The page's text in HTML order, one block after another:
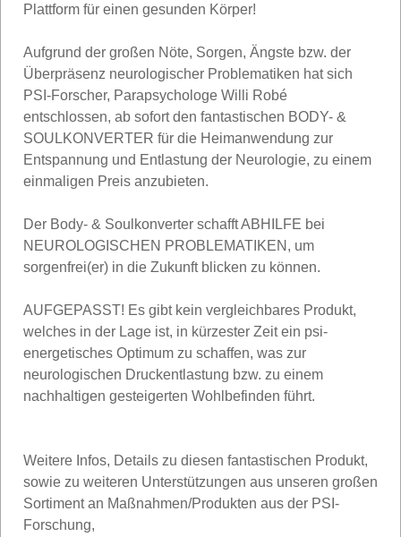
Plattform für einen gesunden Körper!
Aufgrund der großen Nöte, Sorgen, Ängste bzw. der
Überpräsenz neurologischer Problematiken hat sich
PSI-Forscher, Parapsychologe Willi Robé
entschlossen, ab sofort den fantastischen BODY- &
SOULKONVERTER für die Heimanwendung zur
Entspannung und Entlastung der Neurologie, zu einem
einmaligen Preis anzubieten.
Der Body- & Soulkonverter schafft ABHILFE bei
NEUROLOGISCHEN PROBLEMATIKEN, um
sorgenfrei(er) in die Zukunft blicken zu können.
AUFGEPASST! Es gibt kein vergleichbares Produkt,
welches in der Lage ist, in kürzester Zeit ein psi-
energetisches Optimum zu schaffen, was zur
neurologischen Druckentlastung bzw. zu einem
nachhaltigen gesteigerten Wohlbefinden führt.
Weitere Infos, Details zu diesen fantastischen Produkt,
sowie zu weiteren Unterstützungen aus unseren großen
Sortiment an Maßnahmen/Produkten aus der PSI-
Forschung,